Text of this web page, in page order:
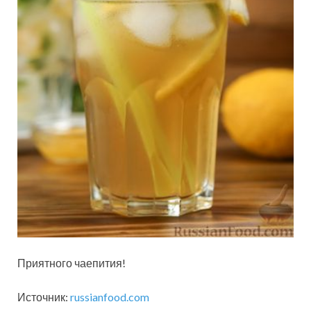
Приятного чаепития!
Источник: russianfood.com